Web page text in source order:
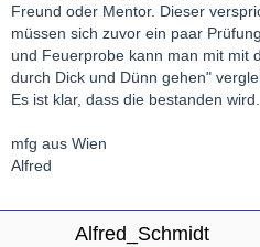
Freund oder Mentor. Dieser
müssen sich zuvor ein paar
und Feuerprobe kann man mit mit
durch Dick und Dünn gehen"
Es ist klar, dass die bestanden
mfg aus Wien
Alfred
Alfred_Schmidt